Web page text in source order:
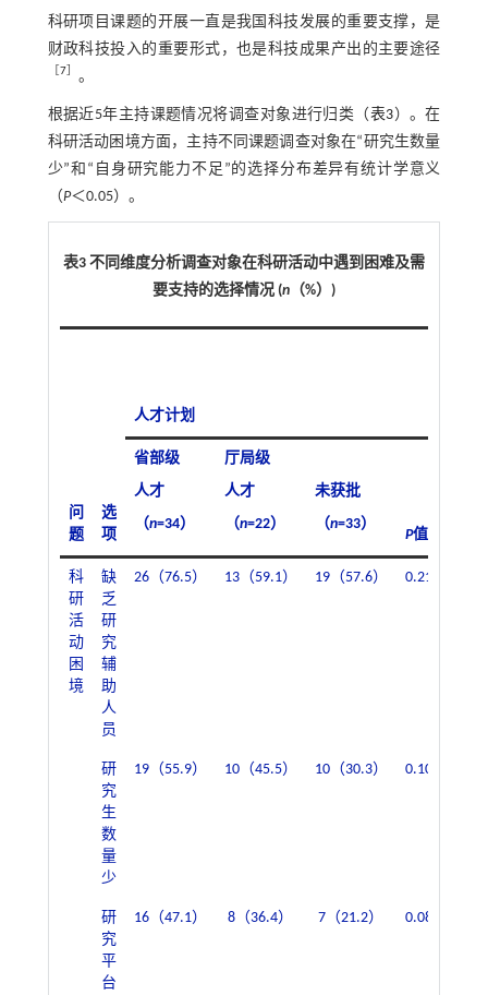
科研项目课题的开展一直是我国科技发展的重要支撑，是
财政科技投入的重要形式，也是科技成果产出的主要途径
［7］ 。
根据近5年主持课题情况将调查对象进行归类（表3）。在
科研活动困境方面，主持不同课题调查对象在“研究生数量
少”和“自身研究能力不足”的选择分布差异有统计学意义
（P＜0.05）。
表3 不同维度分析调查对象在科研活动中遇到困难及需
要支持的选择情况 (n（%）)
问
题
选
项
人才计划
省部级
人才
（n=34）
厅局级
人才
（n=22）
未获批
（n=33）
P值
科
研
活
动
困
境
缺
乏
研
究
辅
助
人
员
26（76.5） 13（59.1） 19（57.6） 0.211
研
究
生
数
量
少
19（55.9） 10（45.5） 10（30.3） 0.106
研
究
平
台
16（47.1） 8（36.4） 7（21.2） 0.084